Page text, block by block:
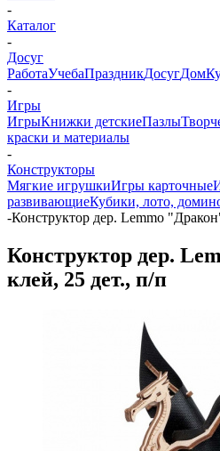
-
Каталог
-
Досуг
РаботаУчебаПраздникДосугДом
-
Игры
ИгрыКнижки детскиеПазлы
краски и материалы
-
Конструкторы
Мягкие игрушкиИгры карточные
развивающиеКубики, лото,
-Конструктор дер. Lemmo
Конструктор дер.
клей, 25 дет., п/п